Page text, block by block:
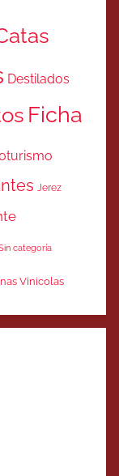
Destilados
Ficha
Jerez
categoría
Vinicolas